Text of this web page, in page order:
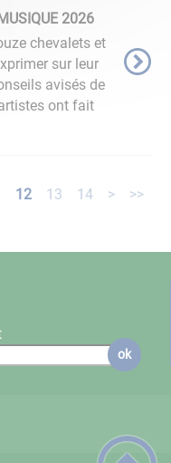
2026
chevalets et
sur leur
avisés de
ont fait
12 13 14 > >>
ok